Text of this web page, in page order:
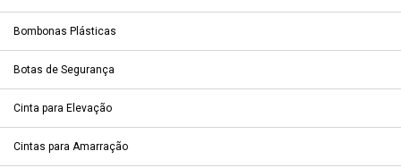
Bombonas Plásticas
Botas de Segurança
Cinta para Elevação
Cintas para Amarração